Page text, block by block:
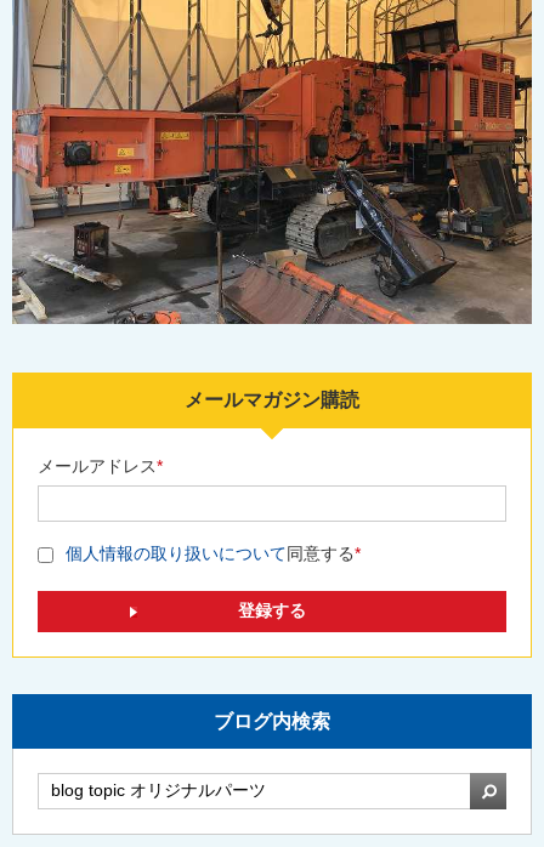
メールマガジン購読
メールアドレス*
個人情報の取り扱いについて同意する*
ブログ内検索
検索